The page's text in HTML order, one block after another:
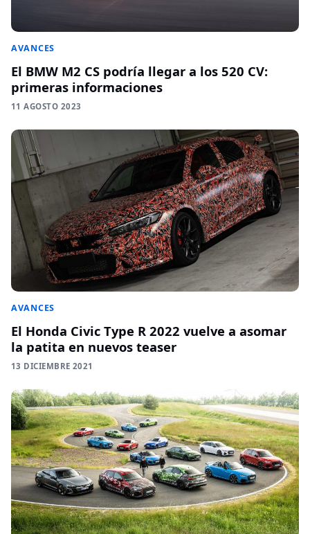
AVANCES
El BMW M2 CS podría llegar a los 520 CV:
primeras informaciones
11 AGOSTO 2023
AVANCES
El Honda Civic Type R 2022 vuelve a asomar
la patita en nuevos teaser
13 DICIEMBRE 2021